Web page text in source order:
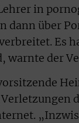
in
dann über
Es
warnte der